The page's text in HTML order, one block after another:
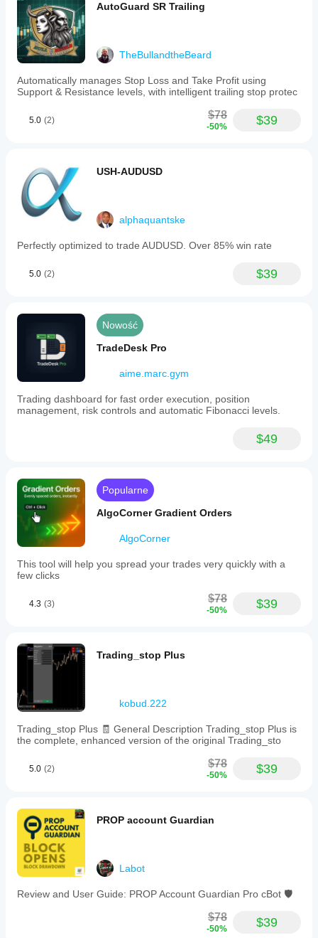
AutoGuard SR Trailing
TheBullandtheBeard
Automatically manages Stop Loss and Take Profit using
Support & Resistance levels, with intelligent trailing stop protec
5.0 (2) $78
-50% $39
USH-AUDUSD
alphaquantske
Perfectly optimized to trade AUDUSD. Over 85% win rate
5.0 (2) $39
Nowość
TradeDesk Pro
aime.marc.gym
Trading dashboard for fast order execution, position
management, risk controls and automatic Fibonacci levels.
$49
Popularne
AlgoCorner Gradient Orders
AlgoCorner
This tool will help you spread your trades very quickly with a
few clicks
4.3 (3) $78
-50% $39
Trading_stop Plus
kobud.222
Trading_stop Plus 🧾 General Description Trading_stop Plus is
the complete, enhanced version of the original Trading_sto
5.0 (2) $78
-50% $39
PROP account Guardian
Labot
Review and User Guide: PROP Account Guardian Pro cBot 🛡️
$78
-50% $39